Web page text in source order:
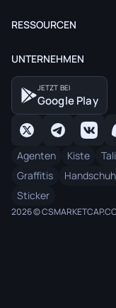
RESSOURCEN
UNTERNEHMEN
JETZT BEI
Google Play
Agenten Kiste
Graffitis
Sticker
2026 ©